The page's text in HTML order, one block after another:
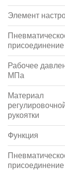
Элемент
присоединение
Рабочее
МПа
Материал
рукоятки
Функция
присоединение